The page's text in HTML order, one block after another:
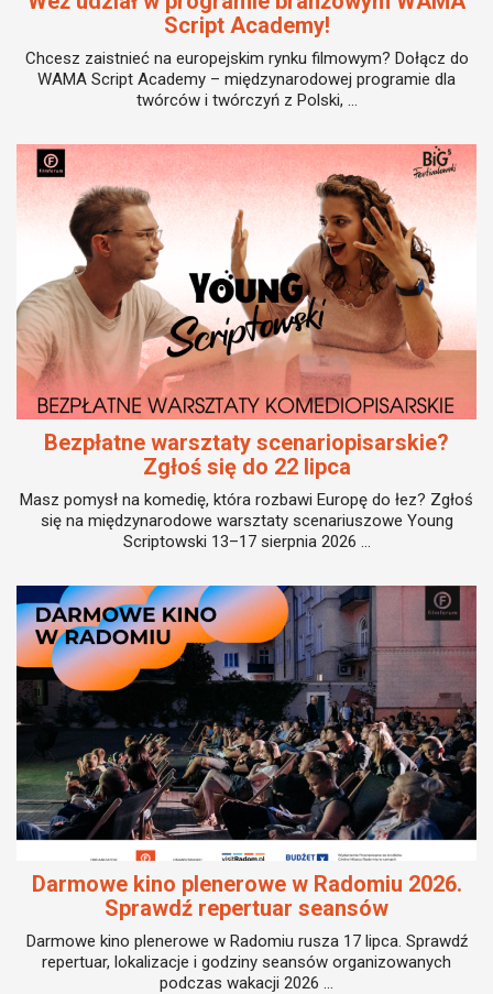
Script Academy!
Chcesz zaistnieć na europejskim rynku filmowym? Dołącz do
WAMA Script Academy – międzynarodowej programie dla
twórców i twórczyń z Polski, ...
Bezpłatne warsztaty scenariopisarskie?
Zgłoś się do 22 lipca
Masz pomysł na komedię, która rozbawi Europę do łez? Zgłoś
się na międzynarodowe warsztaty scenariuszowe Young
Scriptowski 13–17 sierpnia 2026 ...
Darmowe kino plenerowe w Radomiu 2026.
Sprawdź repertuar seansów
Darmowe kino plenerowe w Radomiu rusza 17 lipca. Sprawdź
repertuar, lokalizacje i godziny seansów organizowanych
podczas wakacji 2026 ...